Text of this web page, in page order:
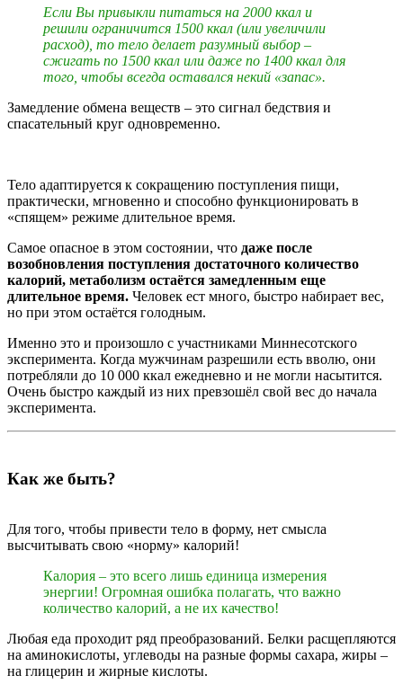
Если Вы привыкли питаться на 2000 ккал и
решили ограничится 1500 ккал (или увеличили
расход), то тело делает разумный выбор –
сжигать по 1500 ккал или даже по 1400 ккал для
того, чтобы всегда оставался некий «запас».
Замедление обмена веществ – это сигнал бедствия и
спасательный круг одновременно.
Тело адаптируется к сокращению поступления пищи,
практически, мгновенно и способно функционировать в
«спящем» режиме длительное время.
Самое опасное в этом состоянии, что даже после
возобновления поступления достаточного количество
калорий, метаболизм остаётся замедленным еще
длительное время. Человек ест много, быстро набирает вес,
но при этом остаётся голодным.
Именно это и произошло с участниками Миннесотского
эксперимента. Когда мужчинам разрешили есть вволю, они
потребляли до 10 000 ккал ежедневно и не могли насытится.
Очень быстро каждый из них превзошёл свой вес до начала
эксперимента.
Как же быть?
Для того, чтобы привести тело в форму, нет смысла
высчитывать свою «норму» калорий!
Калория – это всего лишь единица измерения
энергии! Огромная ошибка полагать, что важно
количество калорий, а не их качество!
Любая еда проходит ряд преобразований. Белки расщепляются
на аминокислоты, углеводы на разные формы сахара, жиры –
на глицерин и жирные кислоты.